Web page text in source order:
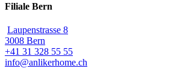
Filiale Bern
Laupenstrasse 8
3008 Bern
+41 31 328 55 55
info@anlikerhome.ch